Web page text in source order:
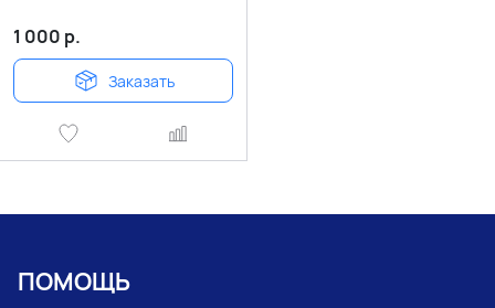
1 000 р.
Заказать
ПОМОЩЬ